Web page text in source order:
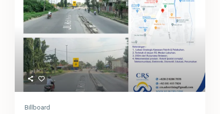
Billboard